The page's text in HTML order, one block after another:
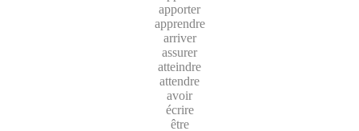
apporter
apprendre
arriver
assurer
atteindre
attendre
avoir
écrire
être